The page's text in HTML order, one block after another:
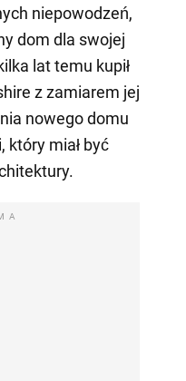
niepowodzeń,
dom dla swojej
lat temu kupił
z zamiarem jej
nowego domu
który miał być